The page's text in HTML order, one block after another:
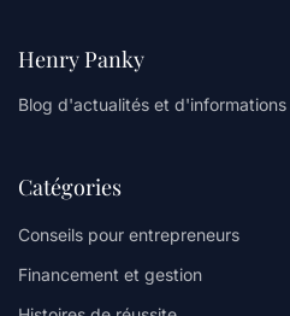
Henry Panky
Blog d'actualités et d'informations
Catégories
Conseils pour entrepreneurs
Financement et gestion